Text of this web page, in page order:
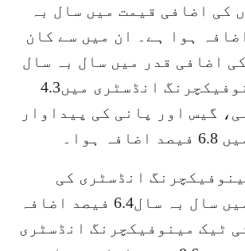
کی اضافی قیمت میں سال بہ
اضافہ ہوا ہے۔ ان میں سے کان
اضافی قدر میں سال بہ سال
3.7 فیصد، مینوفیکچرنگ انڈسٹری میں4.3
گیس اور پانی کی پیداوار
ہوا۔
انڈسٹری کی
اضافی قیمت میں سال بہ سال6.4 فیصد اضافہ
ٹیک مینوفیکچرنگ انڈسٹری